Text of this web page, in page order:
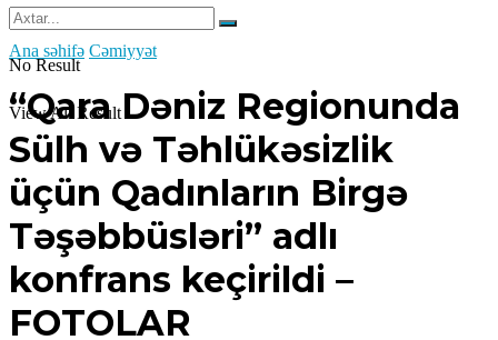
No Result
View All Result
Ana səhifə Cəmiyyət
“Qara Dəniz Regionunda
Sülh və Təhlükəsizlik
üçün Qadınların Birgə
Təşəbbüsləri” adlı
konfrans keçirildi –
FOTOLAR